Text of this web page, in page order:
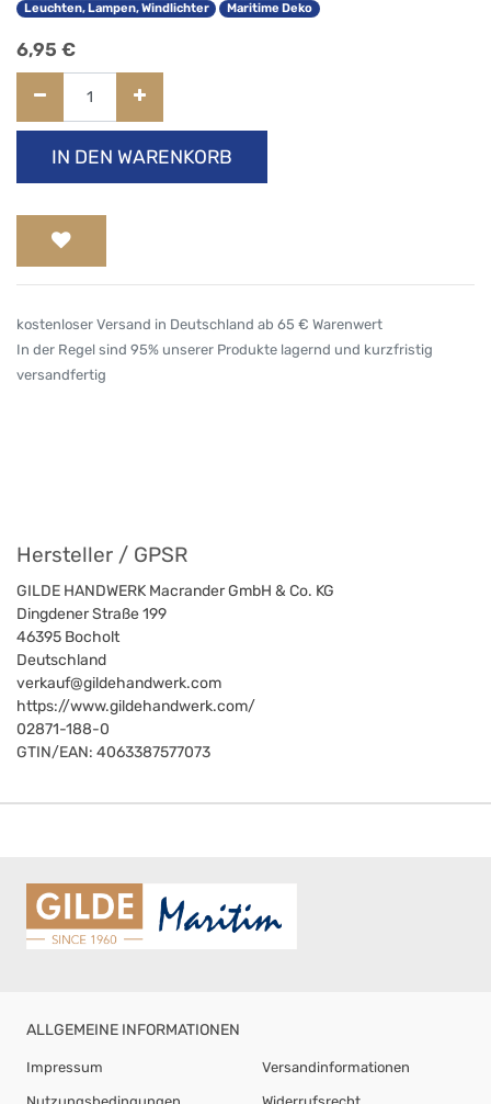
Leuchten, Lampen, Windlichter Maritime Deko
6,95 €
IN DEN WARENKORB
kostenloser Versand in Deutschland ab 65 € Warenwert
In der Regel sind 95% unserer Produkte lagernd und kurzfristig
versandfertig
Hersteller / GPSR
GILDE HANDWERK Macrander GmbH & Co. KG
Dingdener Straße 199
46395 Bocholt
Deutschland
verkauf@gildehandwerk.com
https://www.gildehandwerk.com/
02871-188-0
GTIN/EAN: 4063387577073
ALLGEMEINE INFORMATIONEN
Impressum Versandinformationen